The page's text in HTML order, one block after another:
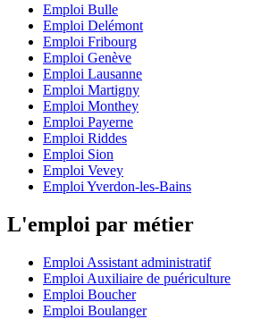
Emploi Bulle
Emploi Delémont
Emploi Fribourg
Emploi Genève
Emploi Lausanne
Emploi Martigny
Emploi Monthey
Emploi Payerne
Emploi Riddes
Emploi Sion
Emploi Vevey
Emploi Yverdon-les-Bains
L'emploi par métier
Emploi Assistant administratif
Emploi Auxiliaire de puériculture
Emploi Boucher
Emploi Boulanger